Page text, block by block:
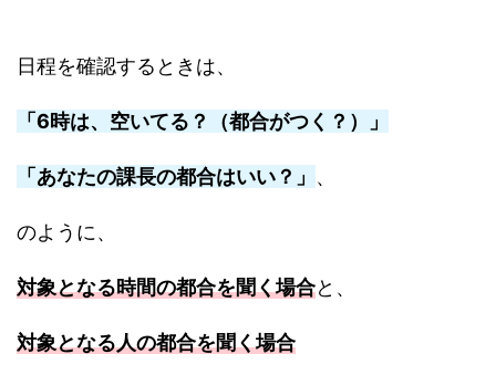
日程を確認するときは、
「6時は、空いてる？（都合がつく？）」
「あなたの課長の都合はいい？」 、
のように、
対象となる時間の都合を聞く場合と、
対象となる人の都合を聞く場合